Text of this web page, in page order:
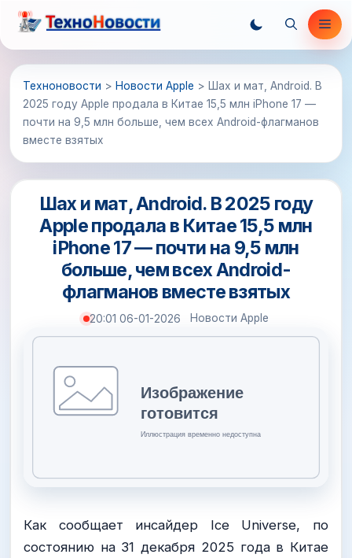
Перейти
содержимому
Техноновости > Новости Apple > Шах и мат, Android. В
2025 году Apple продала в Китае 15,5 млн iPhone 17 —
почти на 9,5 млн больше, чем всех Android-флагманов
вместе взятых
Шах и мат, Android. В 2025 году
Apple продала в Китае 15,5 млн
iPhone 17 — почти на 9,5 млн
больше, чем всех Android-
флагманов вместе взятых
20:01 06-01-2026 Новости Apple
Как сообщает инсайдер Ice Universe, по
состоянию на 31 декабря 2025 года в Китае